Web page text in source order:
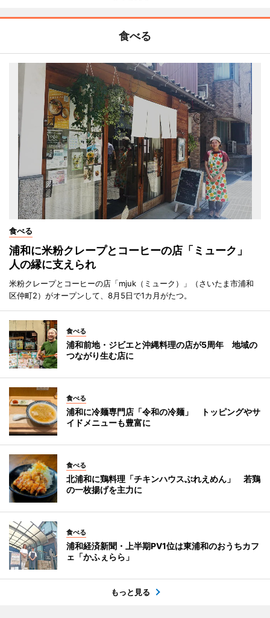
食べる
食べる
浦和に米粉クレープとコーヒーの店「ミューク」
人の縁に支えられ
米粉クレープとコーヒーの店「mjuk（ミューク）」（さいたま市浦和
区仲町2）がオープンして、8月5日で1カ月がたつ。
食べる
浦和前地・ジビエと沖縄料理の店が5周年 地域の
つながり生む店に
食べる
浦和に冷麺専門店「令和の冷麺」 トッピングやサ
イドメニューも豊富に
食べる
北浦和に鶏料理「チキンハウスぶれえめん」 若鶏
の一枚揚げを主力に
食べる
浦和経済新聞・上半期PV1位は東浦和のおうちカフ
ェ「かふぇらら」
もっと見る